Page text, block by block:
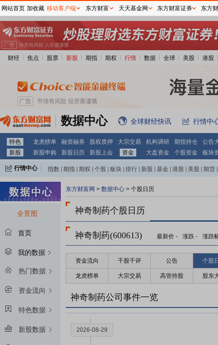
财经 焦点 股票 新股 期指 期权 行情 数据 全球 美股 港股
数据中心 全球财经快讯 行情中
特色 龙虎榜单 融资融券 股权质押 大宗交易 机构调研 期指持仓
公告
新股
新股申购 新股日历 新股上会 资金 大盘资金 个股资金 板块
行情中心 指数 期指 期权 个股 板块 排行 新股 基金 港股 美股 期货
全景图
首页
我的数据
热门数据
资金流向
特色数据
新股数据
东方财富网 > 数据中心 > 个股日历
神奇制药个股日历
神奇制药(600613) 最新价 - 涨跌 - 涨跌
资金流向 千股千评 公告 个股
龙虎榜单 大宗交易 高管持股 股东
神奇制药公司事件一览
2026-08-29
网站首页 加收藏 移动客户端 东方财富 天天基金网 东方财富证券 东方